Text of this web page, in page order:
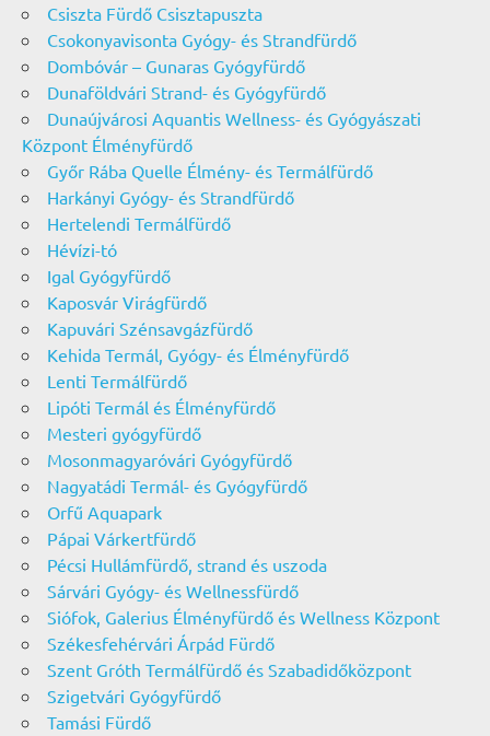
Csiszta Fürdő Csisztapuszta
Csokonyavisonta Gyógy- és Strandfürdő
Dombóvár – Gunaras Gyógyfürdő
Dunaföldvári Strand- és Gyógyfürdő
Dunaújvárosi Aquantis Wellness- és Gyógyászati
Központ Élményfürdő
Győr Rába Quelle Élmény- és Termálfürdő
Harkányi Gyógy- és Strandfürdő
Hertelendi Termálfürdő
Hévízi-tó
Igal Gyógyfürdő
Kaposvár Virágfürdő
Kapuvári Szénsavgázfürdő
Kehida Termál, Gyógy- és Élményfürdő
Lenti Termálfürdő
Lipóti Termál és Élményfürdő
Mesteri gyógyfürdő
Mosonmagyaróvári Gyógyfürdő
Nagyatádi Termál- és Gyógyfürdő
Orfű Aquapark
Pápai Várkertfürdő
Pécsi Hullámfürdő, strand és uszoda
Sárvári Gyógy- és Wellnessfürdő
Siófok, Galerius Élményfürdő és Wellness Központ
Székesfehérvári Árpád Fürdő
Szent Gróth Termálfürdő és Szabadidőközpont
Szigetvári Gyógyfürdő
Tamási Fürdő